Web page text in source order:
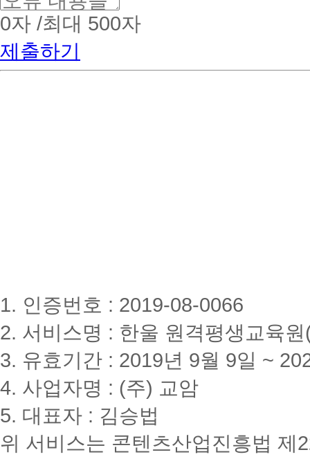
0자 /최대 500자
제출하기
1. 인증번호 : 2019-08-0066
2. 서비스명 : 한울 원격평생교육
3. 유효기간 : 2019년 9월 9일 ~
4. 사업자명 : (주) 교암
5. 대표자 : 김승법
위 서비스는 콘텐츠산업진흥법 제